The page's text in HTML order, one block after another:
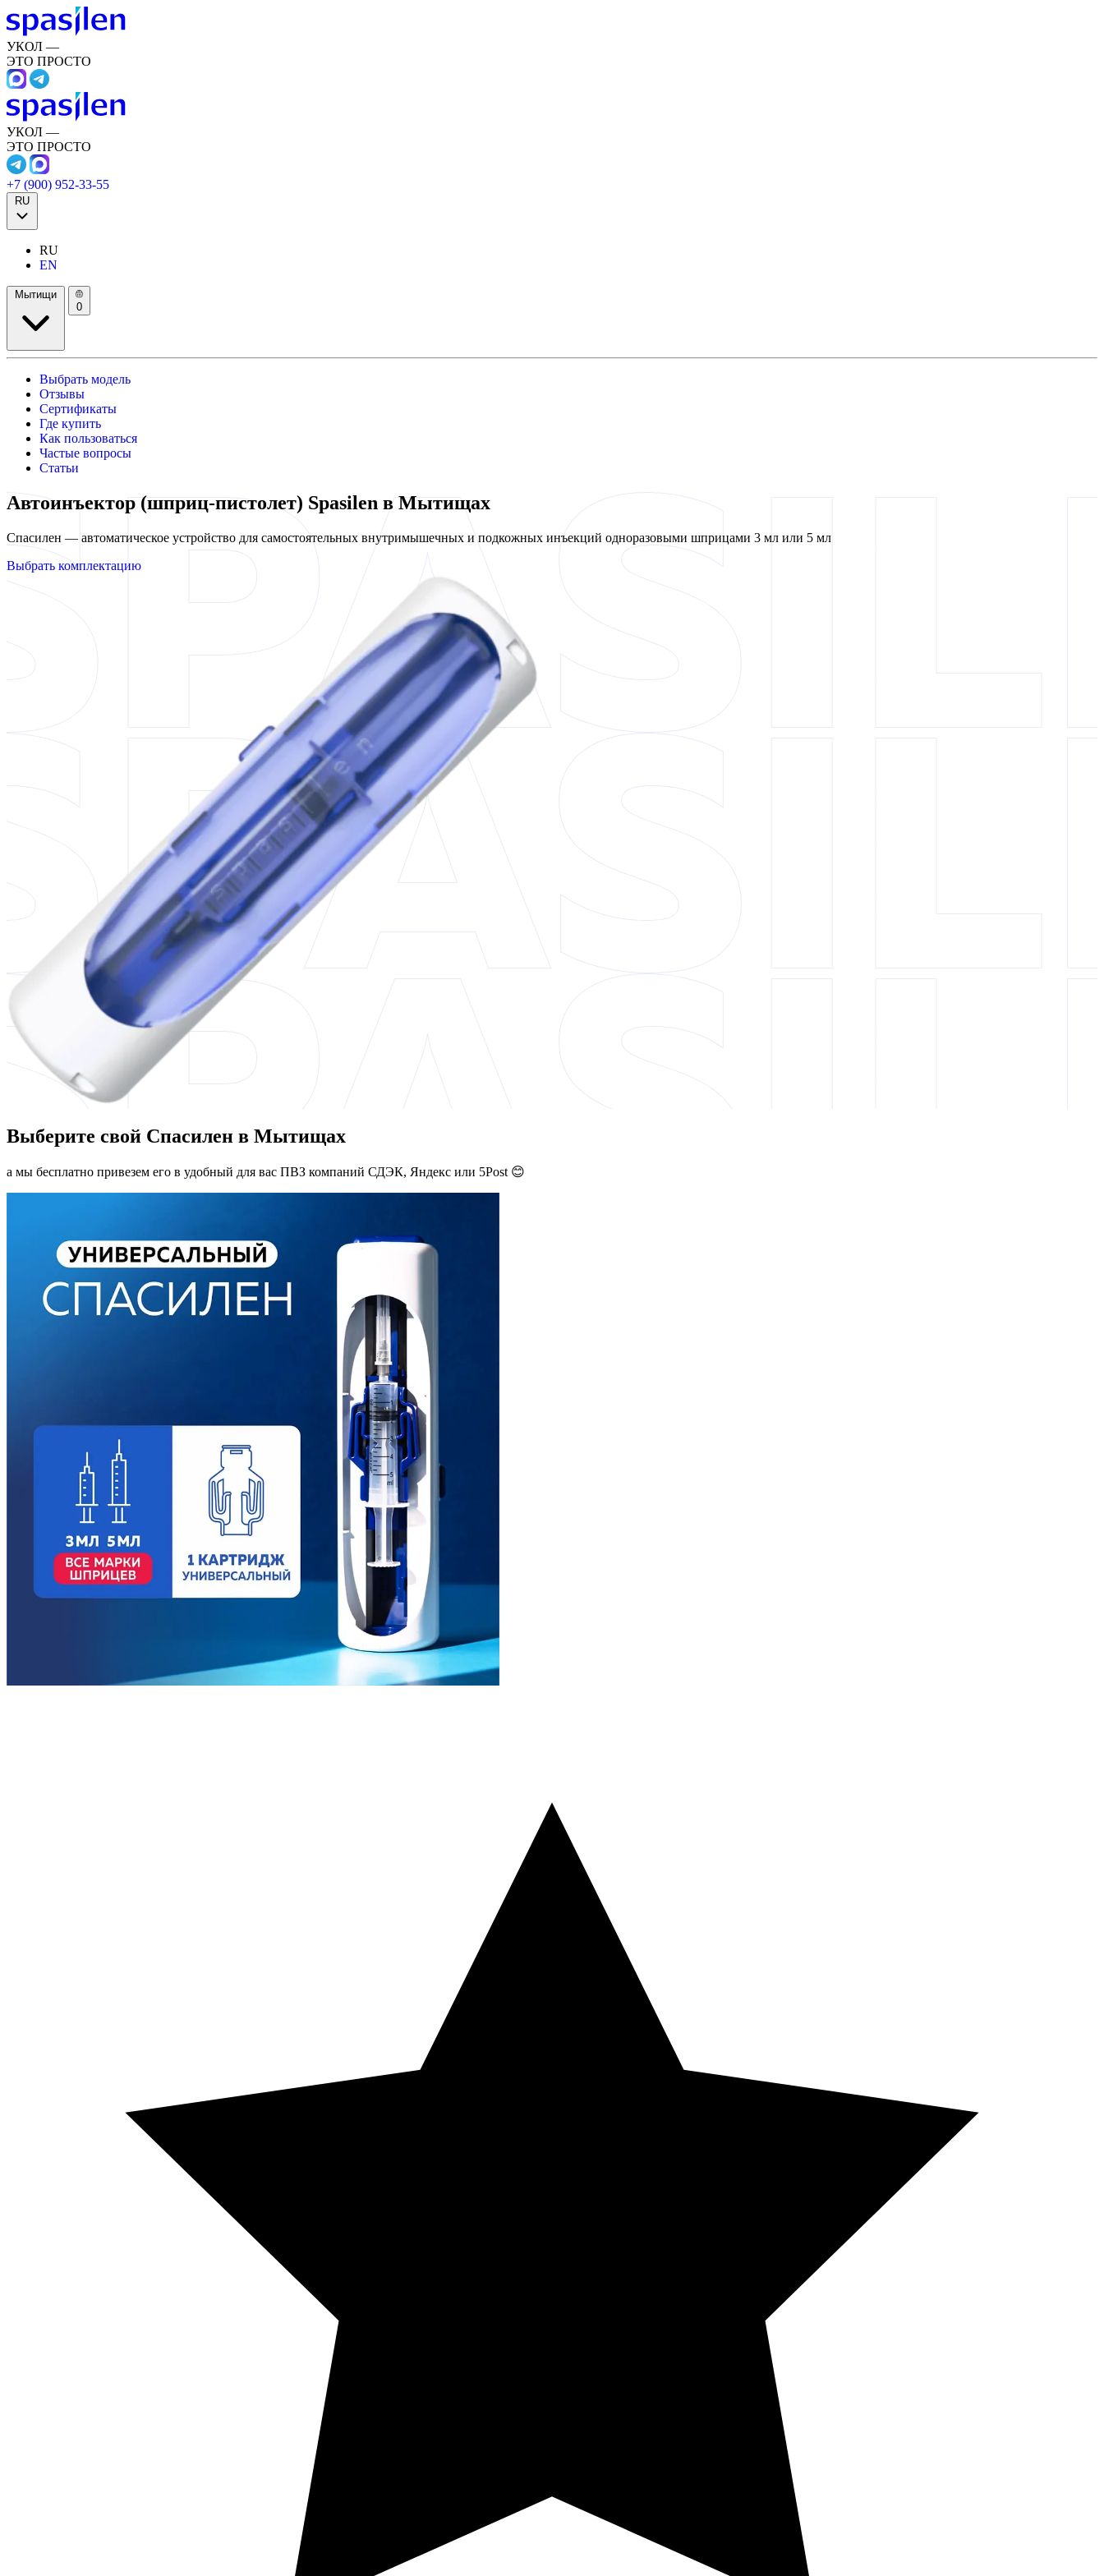
УКОЛ —
ЭТО ПРОСТО
УКОЛ —
ЭТО ПРОСТО
+7 (900) 952-33-55
RU
RU
EN
Мытищи
0
Выбрать модель
Отзывы
Сертификаты
Где купить
Как пользоваться
Частые вопросы
Статьи
Автоинъектор (шприц-пистолет) Spasilen в Мытищах
Спасилен — автоматическое устройство для самостоятельных внутримышечных и подкожных инъекций одноразовыми шприцами 3 мл или 5 мл
Выбрать комплектацию
Выберите свой Спасилен в Мытищах
а мы бесплатно привезем его в удобный для вас ПВЗ компаний СДЭК, Яндекс или 5Post 😊